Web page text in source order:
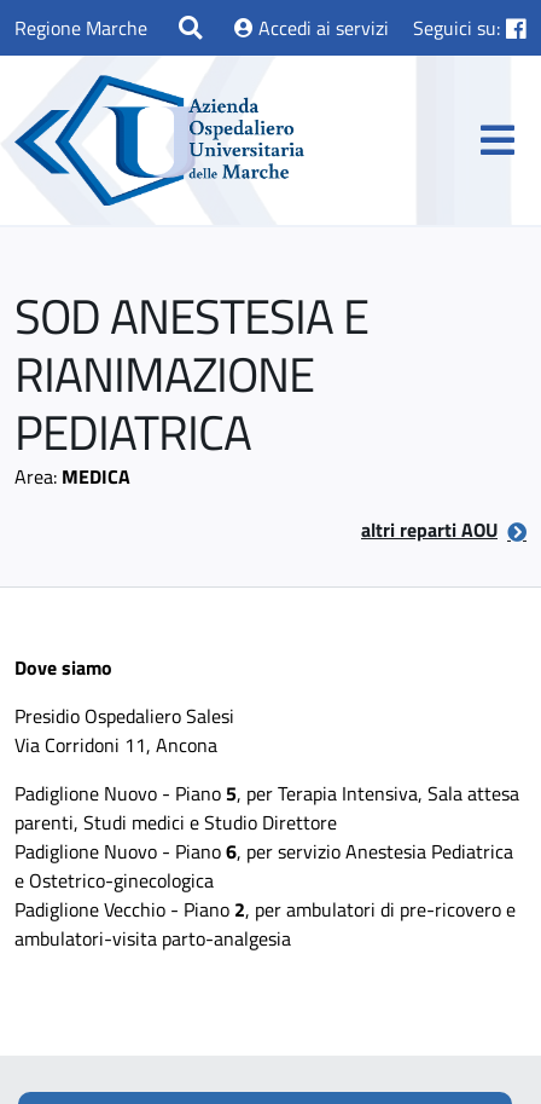
Regione Marche Accedi ai servizi Seguici su:
SOD ANESTESIA E
RIANIMAZIONE
PEDIATRICA
Area: MEDICA
altri reparti AOU
Dove siamo
Presidio Ospedaliero Salesi
Via Corridoni 11, Ancona
Padiglione Nuovo - Piano5, per Terapia Intensiva, Sala attesa
parenti, Studi medici e Studio Direttore
Padiglione Nuovo - Piano6, per servizio Anestesia Pediatrica
e Ostetrico-ginecologica
Padiglione Vecchio - Piano 2, per ambulatori di pre-ricovero e
ambulatori-visita parto-analgesia